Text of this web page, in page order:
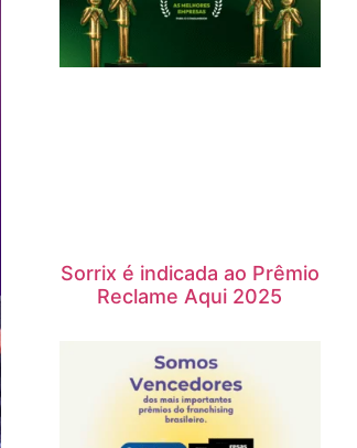
Sorrix é indicada ao Prêmio
Reclame Aqui 2025